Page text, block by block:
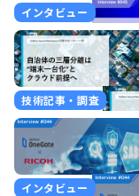
インタビュー
技術記事・調査
インタビュー